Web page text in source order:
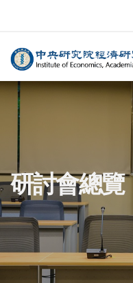
中央研究
:::
研討會總覽